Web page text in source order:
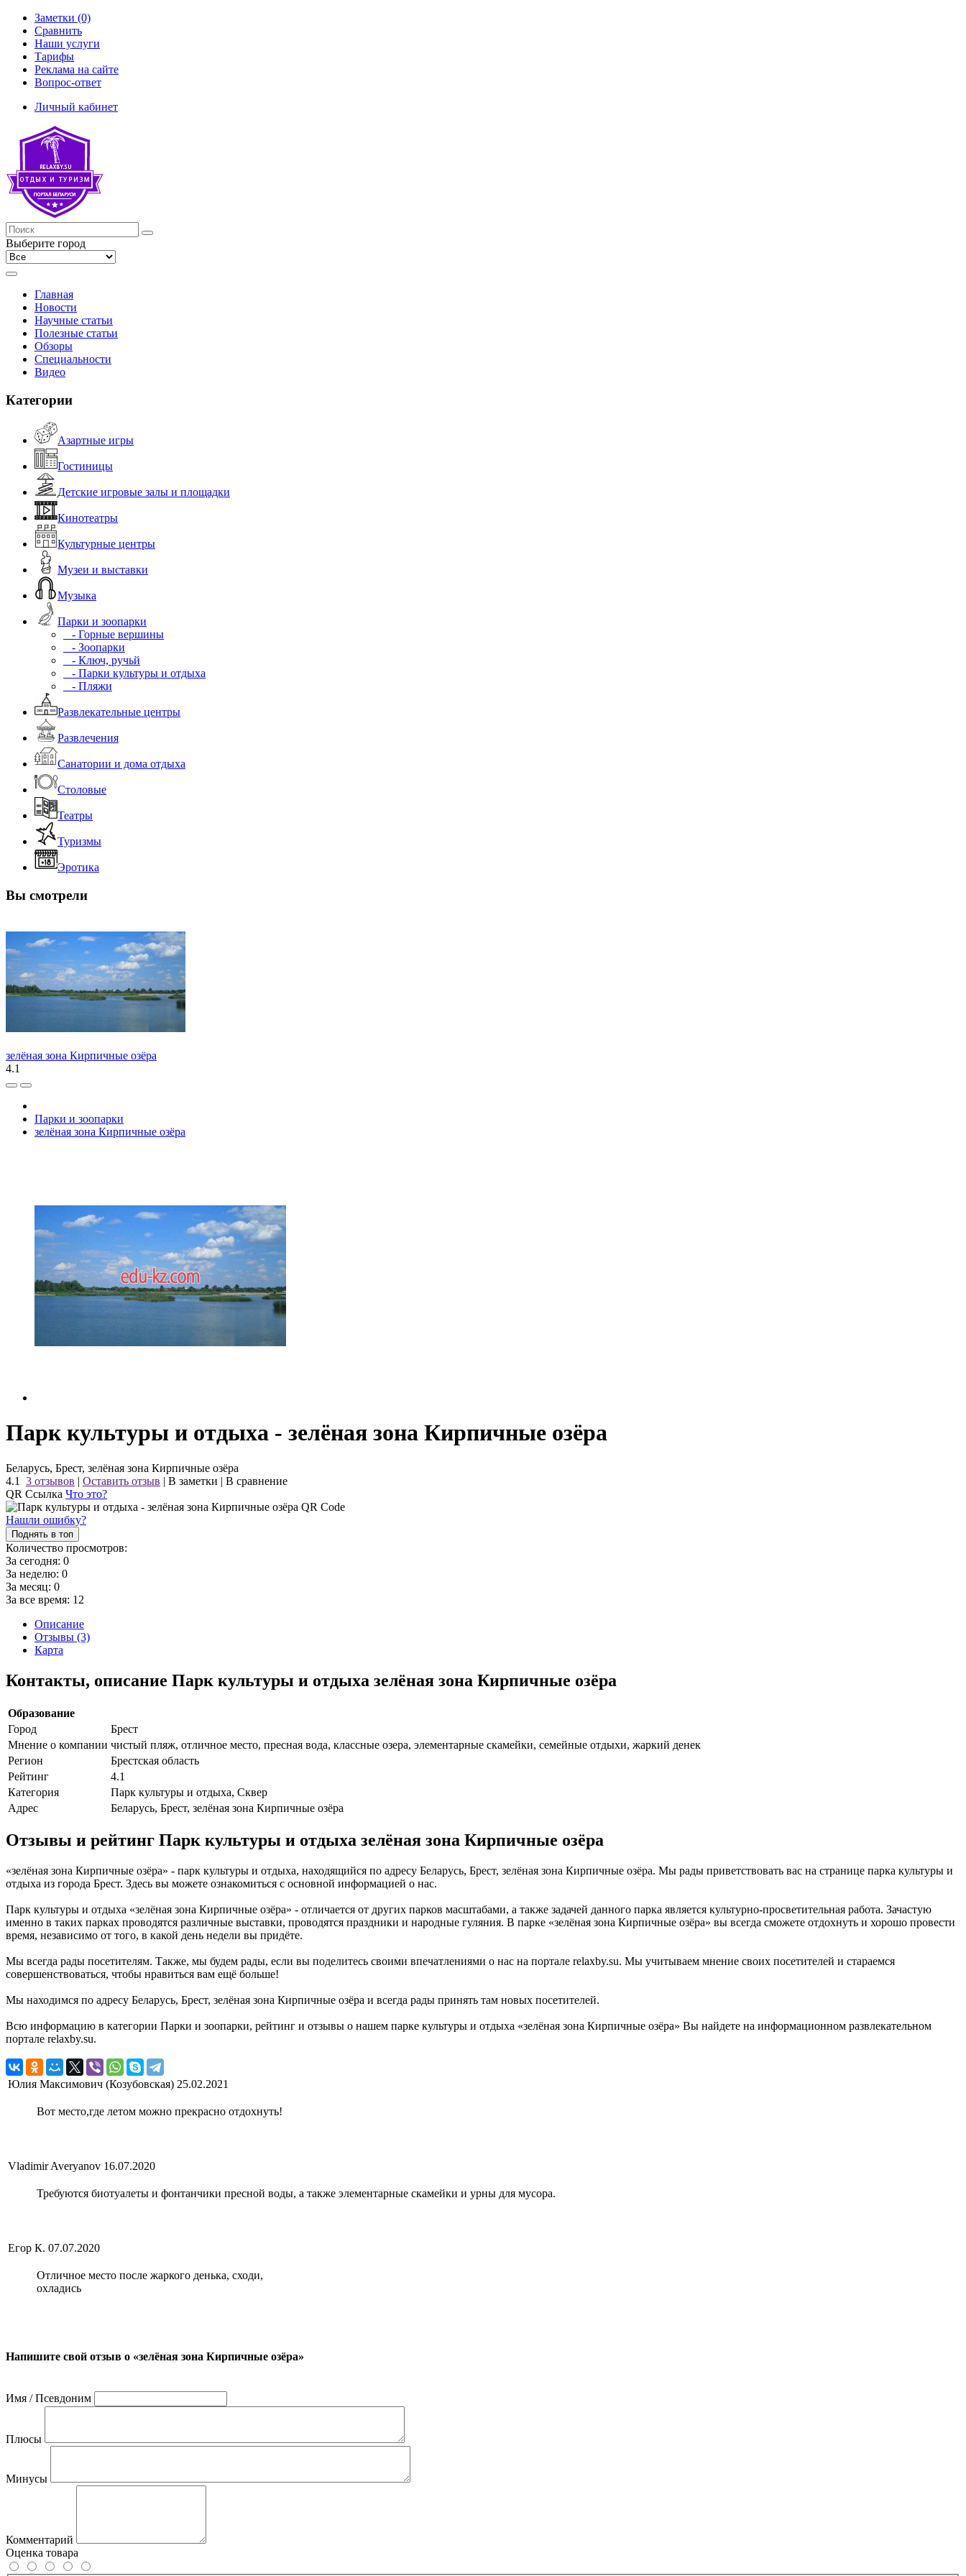
Заметки (0)
Сравнить
Наши услуги
Тарифы
Реклама на сайте
Вопрос-ответ
Личный кабинет
Выберите город
Главная
Новости
Научные статьи
Полезные статьи
Обзоры
Специальности
Видео
Категории
Азартные игры
Гостиницы
Детские игровые залы и площадки
Кинотеатры
Культурные центры
Музеи и выставки
Музыка
Парки и зоопарки
- Горные вершины
- Зоопарки
- Ключ, ручьй
- Парки культуры и отдыха
- Пляжи
Развлекательные центры
Развлечения
Санатории и дома отдыха
Столовые
Театры
Туризмы
Эротика
Вы смотрели
зелёная зона Кирпичные озёра
4.1
Парки и зоопарки
зелёная зона Кирпичные озёра
Парк культуры и отдыха - зелёная зона Кирпичные озёра
Беларусь, Брест, зелёная зона Кирпичные озёра
4.1
3 отзывов | Оставить отзыв | В заметки | В сравнение
QR Ссылка Что это?
Нашли ошибку?
Поднять в топ
Количество просмотров:
За сегодня: 0
За неделю: 0
За месяц: 0
За все время: 12
Описание
Отзывы (3)
Карта
Контакты, описание Парк культуры и отдыха зелёная зона Кирпичные озёра
Образование
Город
Брест
Мнение о компании чистый пляж, отличное место, пресная вода, классные озера, элементарные скамейки, семейные отдыхи, жаркий денек
Регион
Брестская область
Рейтинг
4.1
Категория
Парк культуры и отдыха, Сквер
Адрес
Беларусь, Брест, зелёная зона Кирпичные озёра
Отзывы и рейтинг Парк культуры и отдыха зелёная зона Кирпичные озёра
«зелёная зона Кирпичные озёра» - парк культуры и отдыха, находящийся по адресу Беларусь, Брест, зелёная зона Кирпичные озёра. Мы рады приветствовать вас на странице парка культуры и
отдыха из города Брест. Здесь вы можете ознакомиться с основной информацией о нас.
Парк культуры и отдыха «зелёная зона Кирпичные озёра» - отличается от других парков масштабами, а также задачей данного парка является культурно-просветительная работа. Зачастую
именно в таких парках проводятся различные выставки, проводятся праздники и народные гуляния. В парке «зелёная зона Кирпичные озёра» вы всегда сможете отдохнуть и хорошо провести
время, независимо от того, в какой день недели вы придёте.
Мы всегда рады посетителям. Также, мы будем рады, если вы поделитесь своими впечатлениями о нас на портале relaxby.su. Мы учитываем мнение своих посетителей и стараемся
совершенствоваться, чтобы нравиться вам ещё больше!
Мы находимся по адресу Беларусь, Брест, зелёная зона Кирпичные озёра и всегда рады принять там новых посетителей.
Всю информацию в категории Парки и зоопарки, рейтинг и отзывы о нашем парке культуры и отдыха «зелёная зона Кирпичные озёра» Вы найдете на информационном развлекательном
портале relaxby.su.
Юлия Максимович (Козубовская) 25.02.2021
Вот место,где летом можно прекрасно отдохнуть!
Vladimir Averyanov 16.07.2020
Требуются биотуалеты и фонтанчики пресной воды, а также элементарные скамейки и урны для мусора.
Егор К. 07.07.2020
Отличное место после жаркого денька, сходи,
охладись
Напишите свой отзыв о «зелёная зона Кирпичные озёра»
Имя / Псевдоним
Плюсы
Минусы
Комментарий
Оценка товара